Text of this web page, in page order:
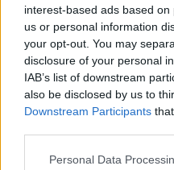
interest-based ads based
us or personal information
your opt-out. You may
disclosure of your personal
IAB’s list of downstream
also be disclosed by us to
Downstream Participants
Please note that this
Personal Data
Emírségek) irányába
mindenesetre másfele
nem engednék már át,
menni” – olvasható a
zárta a bejegyzését,